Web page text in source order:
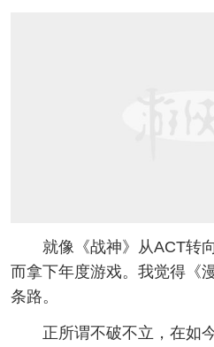
就像《战神》从ACT转向
而拿下年度游戏。我觉得《
条路。
正所谓不破不立，在如今